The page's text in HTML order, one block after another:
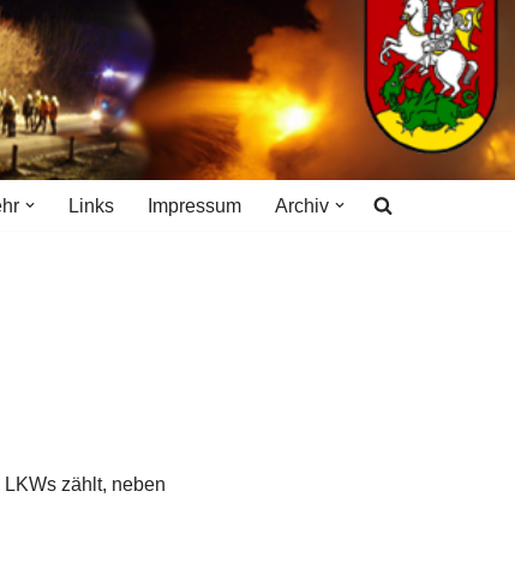
Links Impressum Archiv
zählt, neben